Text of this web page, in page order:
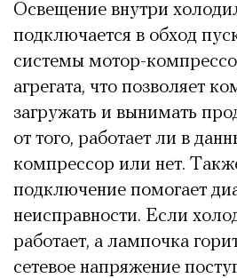
Освещение внутри
подключается в обход
системы мотор-
агрегата, что позволяет
загружать и вынимать
от того, работает ли в
компрессор или нет.
подключение помогает
неисправности. Если
работает, а лампочка
сетевое напряжение